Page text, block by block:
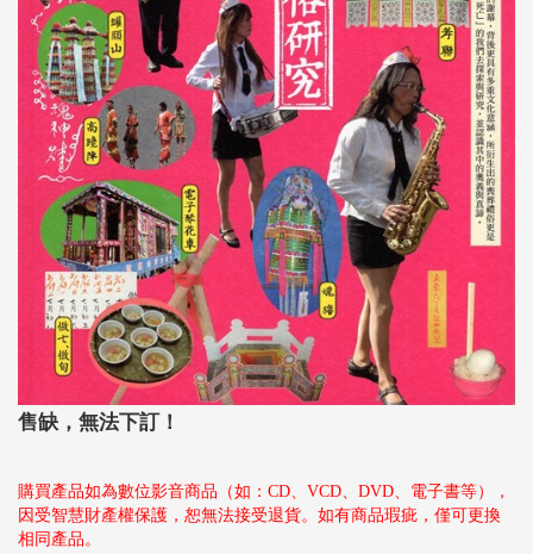
售缺，無法下訂！
購買產品如為數位影音商品（如：CD、VCD、DVD、電子書等），
因受智慧財產權保護，恕無法接受退貨。如有商品瑕疵，僅可更換
相同產品。